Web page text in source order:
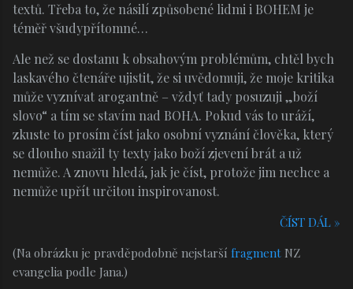
textů. Třeba to, že násilí způsobené lidmi i BOHEM je
téměř všudypřítomné…
Ale než se dostanu k obsahovým problémům, chtěl bych
laskavého čtenáře ujistit, že si uvědomuji, že moje kritika
může vyznívat arogantně – vždyť tady posuzuji „boží
slovo“ a tím se stavím nad BOHA. Pokud vás to uráží,
zkuste to prosím číst jako osobní vyznání člověka, který
se dlouho snažil ty texty jako boží zjevení brát a už
nemůže. A znovu hledá, jak je číst, protože jim nechce a
nemůže upřít určitou inspirovanost.
ČÍST DÁL »
(Na obrázku je pravděpodobně nejstarší fragment NZ
evangelia podle Jana.)